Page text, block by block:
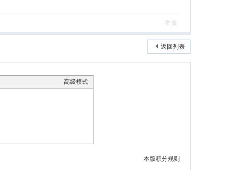
举报
返回列表
高级模式
本版积分规则